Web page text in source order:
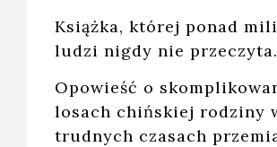
Książka, której ponad
ludzi nigdy nie
Opowieść o
losach chińskiej rodziny
trudnych czasach